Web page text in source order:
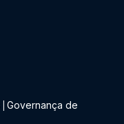
Governança de